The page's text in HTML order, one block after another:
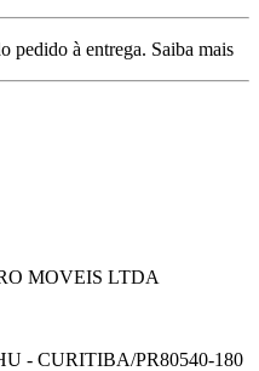
pedido à entrega. Saiba mais
MOVEIS LTDA
- CURITIBA/PR80540-180